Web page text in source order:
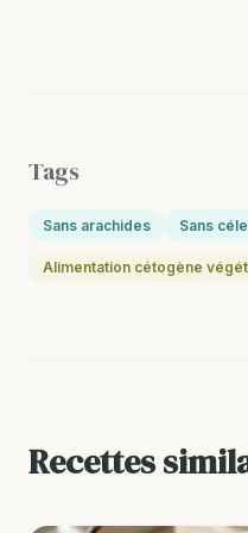
Tags
Sans arachides Sans
Alimentation cétogène
Recettes